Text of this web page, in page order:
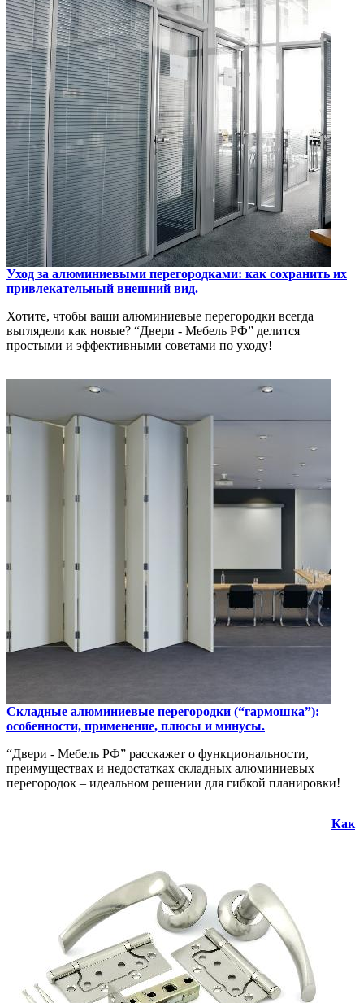
Уход за алюминиевыми перегородками: как сохранить их
привлекательный внешний вид.
Хотите, чтобы ваши алюминиевые перегородки всегда
выглядели как новые? “Двери - Мебель РФ” делится
простыми и эффективными советами по уходу!
Складные алюминиевые перегородки (“гармошка”):
особенности, применение, плюсы и минусы.
“Двери - Мебель РФ” расскажет о функциональности,
преимуществах и недостатках складных алюминиевых
перегородок – идеальном решении для гибкой планировки!
Как